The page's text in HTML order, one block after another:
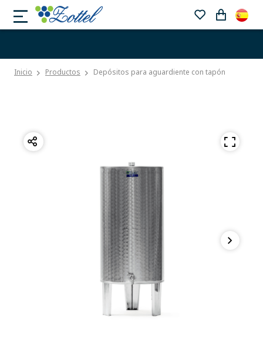
Inicio Productos Depósitos para aguardiente con tapón